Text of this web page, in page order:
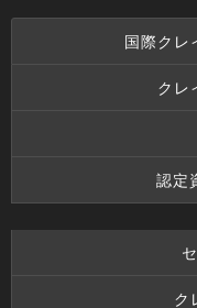
国際クレ
クレ
認定
ク